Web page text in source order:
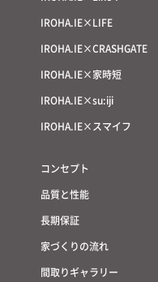
IROHA.IE×LIFE
IROHA.IE×CRASHGATE
IROHA.IE×家時短
IROHA.IE×su:iji
IROHA.IE×スマイフ
コンセプト
品質と性能
長期保証
家づくりの流れ
間取りギャラリー